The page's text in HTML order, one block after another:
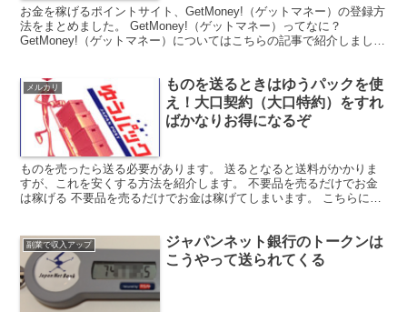
お金を稼げるポイントサイト、GetMoney!（ゲットマネー）の登録方
法をまとめました。 GetMoney!（ゲットマネー）ってなに？
GetMoney!（ゲットマネー）についてはこちらの記事で紹介しまし
メルカリ
ものを送るときはゆうパックを使
え！大口契約（大口特約）をすれ
ばかなりお得になるぞ
ものを売ったら送る必要があります。 送るとなると送料がかかりま
すが、これを安くする方法を紹介します。 不要品を売るだけでお金
は稼げる 不要品を売るだけでお金は稼げてしまいます。 こちらにあ
副業で収入アップ
ジャパンネット銀行のトークンは
こうやって送られてくる